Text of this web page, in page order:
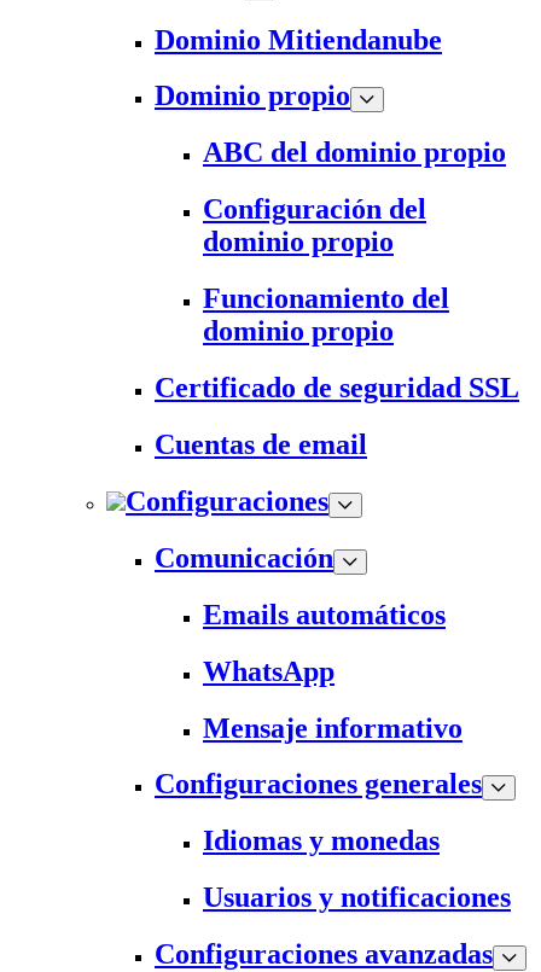
Dominio Mitiendanube
Dominio propio
ABC del dominio propio
Configuración del
dominio propio
Funcionamiento del
dominio propio
Certificado de seguridad SSL
Cuentas de email
Configuraciones
Comunicación
Emails automáticos
WhatsApp
Mensaje informativo
Configuraciones generales
Idiomas y monedas
Usuarios y notificaciones
Configuraciones avanzadas